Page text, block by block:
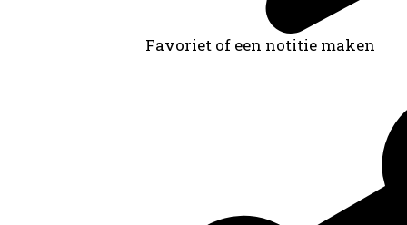
Favoriet of een notitie maken